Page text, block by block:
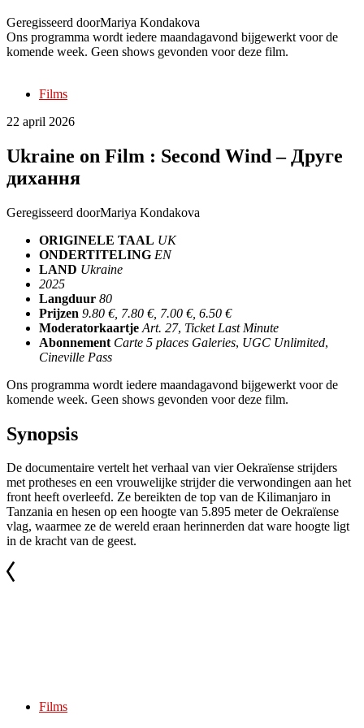
Geregisseerd doorMariya Kondakova
Ons programma wordt iedere maandagavond bijgewerkt voor de
komende week. Geen shows gevonden voor deze film.
Films
22 april 2026
Ukraine on Film : Second Wind – Друге
дихання
Geregisseerd doorMariya Kondakova
ORIGINELE TAAL UK
ONDERTITELING EN
LAND Ukraine
2025
Langduur 80
Prijzen 9.80 €, 7.80 €, 7.00 €, 6.50 €
Moderatorkaartje Art. 27, Ticket Last Minute
Abonnement Carte 5 places Galeries, UGC Unlimited,
Cineville Pass
Ons programma wordt iedere maandagavond bijgewerkt voor de
komende week. Geen shows gevonden voor deze film.
Synopsis
De documentaire vertelt het verhaal van vier Oekraïense strijders
met protheses en een vrouwelijke strijder die verwondingen aan het
front heeft overleefd. Ze bereikten de top van de Kilimanjaro in
Tanzania en hesen op een hoogte van 5.895 meter de Oekraïense
vlag, waarmee ze de wereld eraan herinnerden dat ware hoogte ligt
in de kracht van de geest.
Films